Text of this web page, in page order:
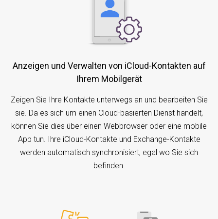
Anzeigen und Verwalten von iCloud-Kontakten auf
Ihrem Mobilgerät
Zeigen Sie Ihre Kontakte unterwegs an und bearbeiten Sie
sie. Da es sich um einen Cloud-basierten Dienst handelt,
können Sie dies über einen Webbrowser oder eine mobile
App tun. Ihre iCloud-Kontakte und Exchange-Kontakte
werden automatisch synchronisiert, egal wo Sie sich
befinden.